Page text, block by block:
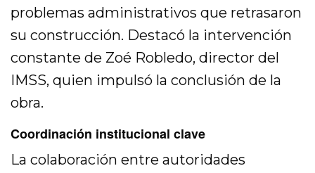
problemas administrativos que retrasaron
su construcción. Destacó la intervención
constante de Zoé Robledo, director del
IMSS, quien impulsó la conclusión de la
obra.
Coordinación institucional clave
La colaboración entre autoridades